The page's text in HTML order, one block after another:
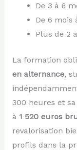
De 3 à 6
De 6 mois
Plus de 2
La formation
en alternance,
300 heures et
à 1 520 euros
revalorisation
profils dans la